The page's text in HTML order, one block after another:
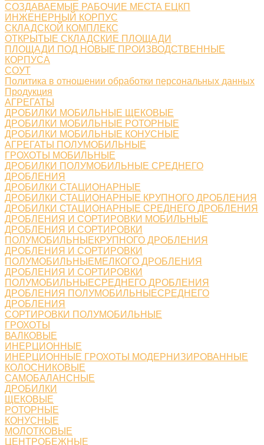
СОЗДАВАЕМЫЕ РАБОЧИЕ МЕСТА ЕЦКП
ИНЖЕНЕРНЫЙ КОРПУС
СКЛАДСКОЙ КОМПЛЕКС
ОТКРЫТЫЕ СКЛАДСКИЕ ПЛОЩАДИ
ПЛОЩАДИ ПОД НОВЫЕ ПРОИЗВОДСТВЕННЫЕ
КОРПУСА
СОУТ
Политика в отношении обработки персональных данных
Продукция
АГРЕГАТЫ
ДРОБИЛКИ МОБИЛЬНЫЕ ЩЕКОВЫЕ
ДРОБИЛКИ МОБИЛЬНЫЕ РОТОРНЫЕ
ДРОБИЛКИ МОБИЛЬНЫЕ КОНУСНЫЕ
АГРЕГАТЫ ПОЛУМОБИЛЬНЫЕ
ГРОХОТЫ МОБИЛЬНЫЕ
ДРОБИЛКИ ПОЛУМОБИЛЬНЫЕ СРЕДНЕГО
ДРОБЛЕНИЯ
ДРОБИЛКИ СТАЦИОНАРНЫЕ
ДРОБИЛКИ СТАЦИОНАРНЫЕ КРУПНОГО ДРОБЛЕНИЯ
ДРОБИЛКИ СТАЦИОНАРНЫЕ СРЕДНЕГО ДРОБЛЕНИЯ
ДРОБЛЕНИЯ И СОРТИРОВКИ МОБИЛЬНЫЕ
ДРОБЛЕНИЯ И СОРТИРОВКИ
ПОЛУМОБИЛЬНЫЕКРУПНОГО ДРОБЛЕНИЯ
ДРОБЛЕНИЯ И СОРТИРОВКИ
ПОЛУМОБИЛЬНЫЕМЕЛКОГО ДРОБЛЕНИЯ
ДРОБЛЕНИЯ И СОРТИРОВКИ
ПОЛУМОБИЛЬНЫЕСРЕДНЕГО ДРОБЛЕНИЯ
ДРОБЛЕНИЯ ПОЛУМОБИЛЬНЫЕСРЕДНЕГО
ДРОБЛЕНИЯ
СОРТИРОВКИ ПОЛУМОБИЛЬНЫЕ
ГРОХОТЫ
ВАЛКОВЫЕ
ИНЕРЦИОННЫЕ
ИНЕРЦИОННЫЕ ГРОХОТЫ МОДЕРНИЗИРОВАННЫЕ
КОЛОСНИКОВЫЕ
САМОБАЛАНСНЫЕ
ДРОБИЛКИ
ЩЕКОВЫЕ
РОТОРНЫЕ
КОНУСНЫЕ
МОЛОТКОВЫЕ
ЦЕНТРОБЕЖНЫЕ